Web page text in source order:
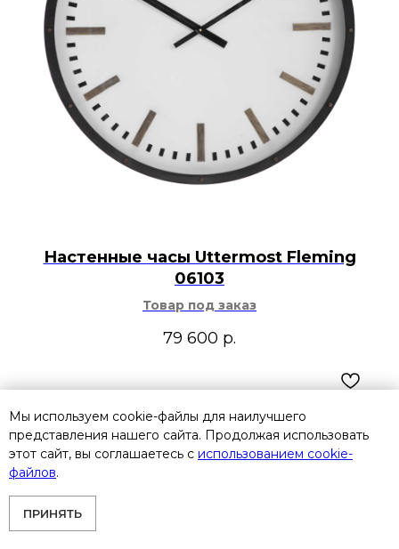
Настенные часы Uttermost Fleming
06103
Товар под заказ
79 600 р.
Мы используем cookie-файлы для наилучшего
представления нашего сайта. Продолжая использовать
этот сайт, вы соглашаетесь с использованием cookie-
файлов.
ПРИНЯТЬ